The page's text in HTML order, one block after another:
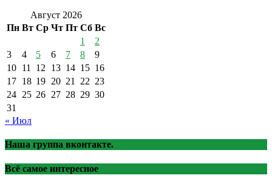
Август 2026
Пн Вт Ср Чт Пт Сб Вс
1
2
3
4 5 6 7 8
9
10 11 12 13 14 15 16
17 18 19 20 21 22 23
24 25 26 27 28 29 30
31
« Июл
Наша группа вконтакте.
Всё самое интересное